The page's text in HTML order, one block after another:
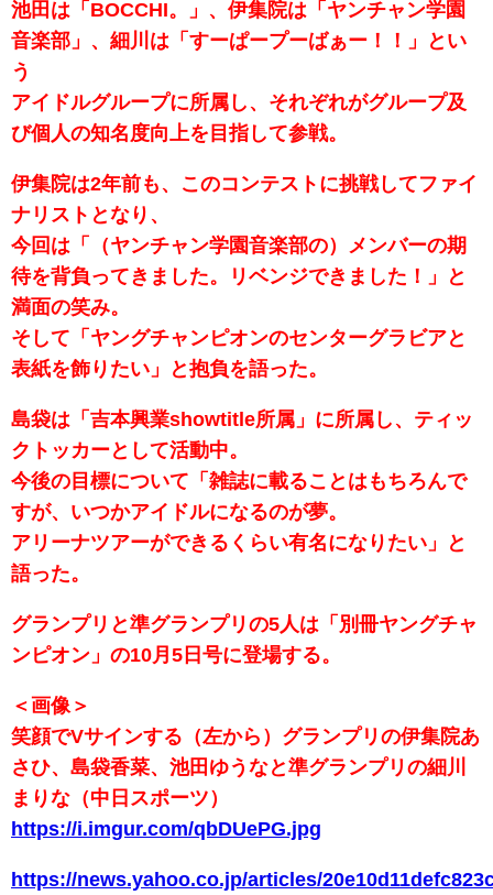
池田は「BOCCHI。」、伊集院は「ヤンチャン学園
音楽部」、細川は「すーぱープーばぁー！！」とい
う
アイドルグループに所属し、それぞれがグループ及
び個人の知名度向上を目指して参戦。
伊集院は2年前も、このコンテストに挑戦してファイ
ナリストとなり、
今回は「（ヤンチャン学園音楽部の）メンバーの期
待を背負ってきました。リベンジできました！」と
満面の笑み。
そして「ヤングチャンピオンのセンターグラビアと
表紙を飾りたい」と抱負を語った。
島袋は「吉本興業showtitle所属」に所属し、ティッ
クトッカーとして活動中。
今後の目標について「雑誌に載ることはもちろんで
すが、いつかアイドルになるのが夢。
アリーナツアーができるくらい有名になりたい」と
語った。
グランプリと準グランプリの5人は「別冊ヤングチャ
ンピオン」の10月5日号に登場する。
＜画像＞
笑顔でVサインする（左から）グランプリの伊集院あ
さひ、島袋香菜、池田ゆうなと準グランプリの細川
まりな（中日スポーツ）
https://i.imgur.com/qbDUePG.jpg
https://news.yahoo.co.jp/articles/